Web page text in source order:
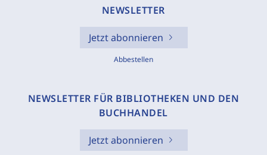
NEWSLETTER
Jetzt abonnieren
Abbestellen
NEWSLETTER FÜR BIBLIOTHEKEN UND DEN
BUCHHANDEL
Jetzt abonnieren